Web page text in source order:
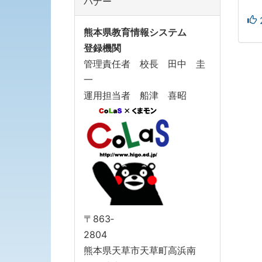
熊本県教育情報システム
登録機関
管理責任者 校長 田中 圭
一
運用担当者 船津 喜昭
〒863‐
2804
熊本県天草市天草町高浜南